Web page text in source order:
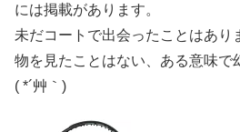
には掲載があります。
未だコートで出会ったことはあり
物を見たことはない、ある意味で
( *´艸｀)